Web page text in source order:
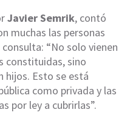
Javier Semrik, contó
muchas las personas
“No solo vienen
constituidas, sino
hijos. Esto se está
como privada y las
por ley a cubrirlas”.